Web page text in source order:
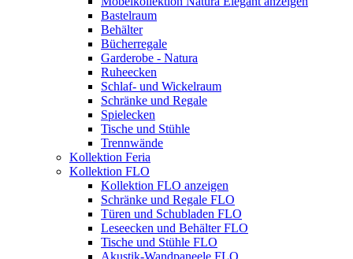
Bastelraum
Behälter
Bücherregale
Garderobe - Natura
Ruheecken
Schlaf- und Wickelraum
Schränke und Regale
Spielecken
Tische und Stühle
Trennwände
Kollektion Feria
Kollektion FLO
Kollektion FLO anzeigen
Schränke und Regale FLO
Türen und Schubladen FLO
Leseecken und Behälter FLO
Tische und Stühle FLO
Akustik-Wandpaneele FLO